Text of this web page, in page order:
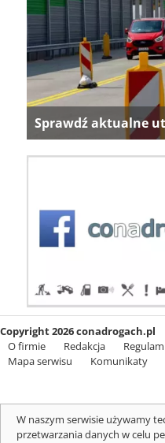
Sprawdź aktualne
Copyright 2026 conadrogach.pl
O firmie
Redakcja
Mapa serwisu
Komunikaty
W naszym serwisie używamy
przetwarzania danych w celu